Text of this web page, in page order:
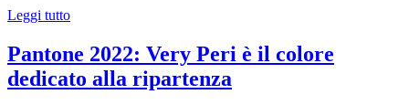
Leggi tutto
Pantone 2022: Very Peri è il colore
dedicato alla ripartenza